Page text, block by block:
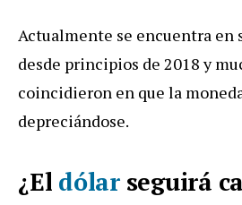
Actualmente se encuentra en
desde principios de 2018 y
coincidieron en que la
depreciándose.
¿El dólarseguirá